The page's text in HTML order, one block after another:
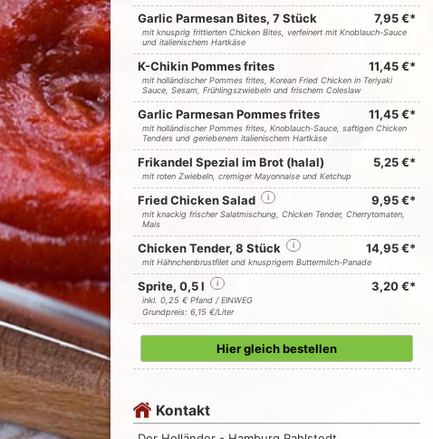
Garlic Parmesan Bites, 7 Stück 7,95 €*
mit knusprig frittierten Chicken Bites, verfeinert mit Knoblauch-Sauce
und italienischem Hartkäse
K-Chikin Pommes frites 11,45 €*
mit holländischer Pommes frites, Korean Fried Chicken in Teriyaki
Sauce, Sesam, Frühlingszwiebeln und frischem Coleslaw
Garlic Parmesan Pommes frites 11,45 €*
mit holländischer Pommes frites, Knoblauch-Sauce, saftigen Chicken
Tenders und geriebenem italienischem Hartkäse
Frikandel Spezial im Brot (halal) 5,25 €*
mit roten Zwiebeln, cremiger Mayonnaise und Ketchup
Fried Chicken Salad i 9,95 €*
mit knackig frischer Salatmischung, Chicken Tender, Cherrytomaten,
Mais
Chicken Tender, 8 Stück i 14,95 €*
mit Hähnchenbrustfilet und knusprigem Buttermilch-Panade
Sprite, 0,5 l i 3,20 €*
inkl. 0,25 € Pfand / EINWEG
Grundpreis: 6,15 €/Liter
Hier gleich bestellen
Kontakt